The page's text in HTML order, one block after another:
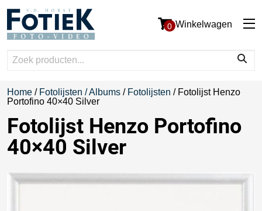
0 Winkelwagen
Home / Fotolijsten / Albums / Fotolijsten / Fotolijst Henzo
Portofino 40×40 Silver
Fotolijst Henzo Portofino
40×40 Silver